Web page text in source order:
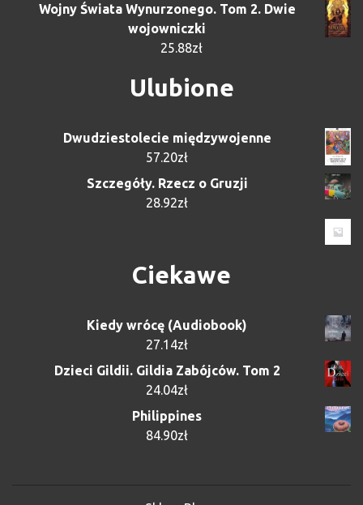
Wojny Świata Wynurzonego. Tom 2. Dwie
wojowniczki
25.88zł
Ulubione
Dwudziestolecie międzywojenne
57.20zł
Szczegóły. Rzecz o Gruzji
28.92zł
Ciekawe
Kiedy wrócę (Audiobook)
27.14zł
Dzieci Gildii. Gildia Zabójców. Tom 2
24.04zł
Philippines
84.90zł